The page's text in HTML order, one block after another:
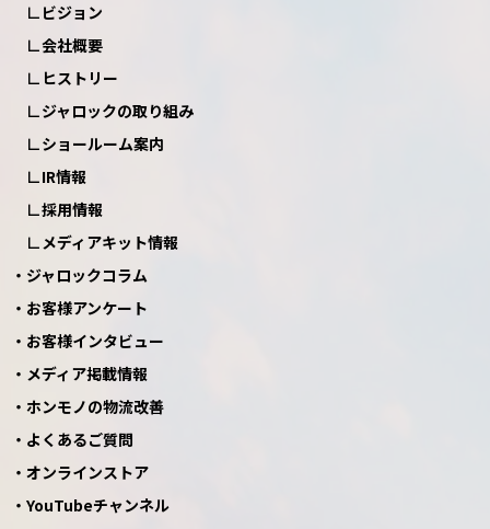
ビジョン
会社概要
ヒストリー
ジャロックの取り組み
ショールーム案内
IR情報
採用情報
メディアキット情報
ジャロックコラム
お客様アンケート
お客様インタビュー
メディア掲載情報
ホンモノの物流改善
よくあるご質問
オンラインストア
YouTubeチャンネル